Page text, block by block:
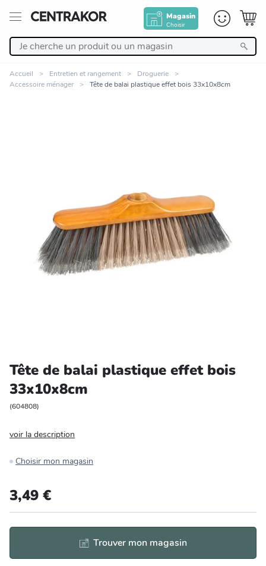
Magasin
Choisir
Cuisine et art de la table
Salle de bain et beauté
Bricolage et auto
Jardin et plein air
Accueil Entretien et rangement
Droguerie
Accessoire ménager
Tête de balai plastique effet bois 33x10x8cm
Zoomer sur l'image
Tête de balai plastique effet bois
33x10x8cm
(604808)
voir la description
Choisir mon magasin
3,49 €
Trouver mon magasin